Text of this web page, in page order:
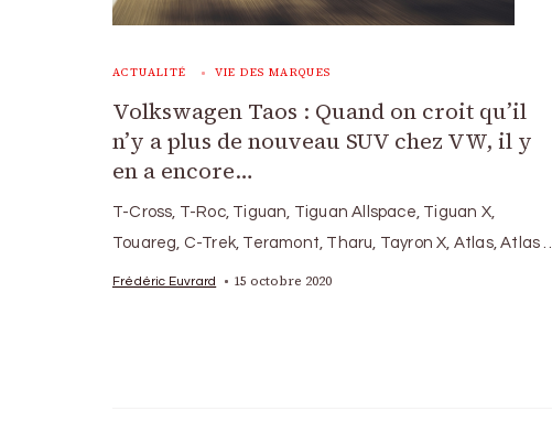
ACTUALITÉ VIE DES MARQUES
Volkswagen Taos : Quand on croit qu’il
n’y a plus de nouveau SUV chez VW, il y
en a encore…
T-Cross, T-Roc, Tiguan, Tiguan Allspace, Tiguan X,
Touareg, C-Trek, Teramont, Tharu, Tayron X, Atlas, Atlas …
Frédéric Euvrard 15 octobre 2020